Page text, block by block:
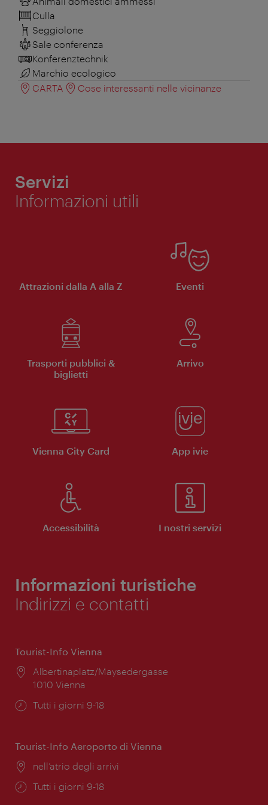
Culla
Seggiolone
Sale conferenza
Konferenztechnik
Marchio ecologico
CARTA
Cose interessanti nelle vicinanze
Servizi
Informazioni utili
Attrazioni dalla A alla Z Eventi
Trasporti pubblici &
biglietti
Arrivo
Vienna City Card App ivie
Accessibilità I nostri servizi
Informazioni turistiche
Indirizzi e contatti
Tourist-Info Vienna
Posizione:
Albertinaplatz/Maysedergasse
1010 Vienna
Orari
Tutti i giorni 9-18
Tourist-Info Aeroporto di Vienna
Posizione:
nell’atrio degli arrivi
Orari
Tutti i giorni 9-18